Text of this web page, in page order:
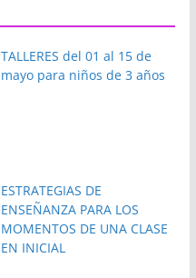
TALLERES del 01 al 15 de
mayo para niños de 3 años
ESTRATEGIAS DE
ENSEÑANZA PARA LOS
MOMENTOS DE UNA CLASE
EN INICIAL